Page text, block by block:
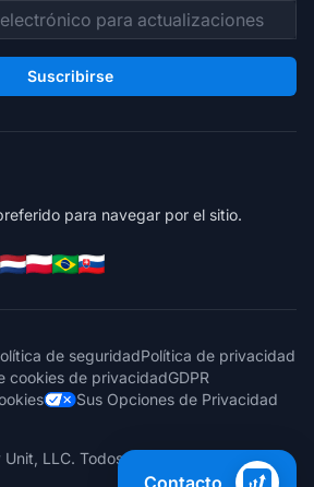
electrónico
Suscribirse
para navegar por el sitio.
de seguridadPolítica de privacidad
cookies de privacidadGDPR
Sus Opciones de Privacidad
LLC. Todos los derechos
Contacto